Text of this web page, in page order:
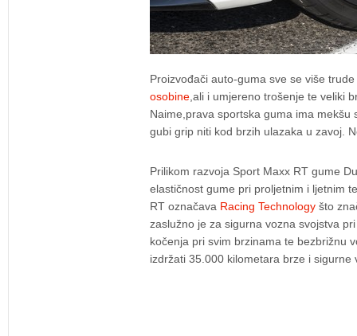
Proizvođači auto-guma sve se više
osobine ,ali i umjereno trošenje te veliki
Naime,prava sportska guma ima
gubi grip niti kod brzih ulazaka u zavoj.
Prilikom razvoja Sport Maxx RT gume
elastičnost gume pri proljetnim i ljetnim
RT označava Racing Technology što
zaslužno je za sigurna vozna svojstva
kočenja pri svim brzinama te bezbrižnu
izdržati 35.000 kilometara brze i sigurne